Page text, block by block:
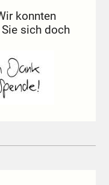
konnten
Sie sich doch